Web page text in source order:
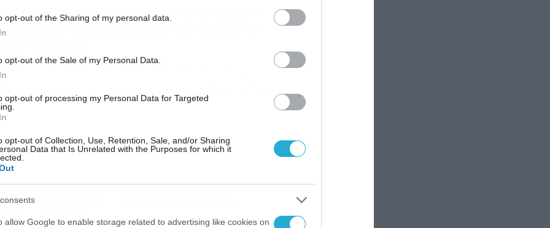
opt-out of the Sharing of my personal data.
opt-out of the Sale of my Personal Data.
opt-out of processing my Personal Data for Targeted
opt-out of Collection, Use, Retention, Sale, and/or Sharing
Data that Is Unrelated with the Purposes for which it
allow Google to enable storage related to advertising like cookies on
αξίες του Κοψιδά, η πολύχρωμη
και οι διενέξεις στο House of
πέντε πιο ξεχωριστές στιγμές των ελληνικών ριάλιτι
ο Κωνσταντίνος Αρτσίτας στην εκπομπή «Πάμε
Στη πέμπτη θέση βρίσκεται το House of Fame. Ο Jimmy
μεταμορφώθηκε σε σούπερ ήρωα και θέλει να εμφανιστεί
στη σκηνή. Η εικόνα μιλά από μόνη της. Στην τέταρτη θέση
[…]
2021
Spoiler (17/03): Άνω –
οι ομάδες – Η απόφαση που
διαλύει